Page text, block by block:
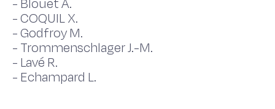
- Blouet A.
-COQUIL X.
-Godfroy M.
- Trommenschlager J.-M.
- Lavé R.
- Echampard L.